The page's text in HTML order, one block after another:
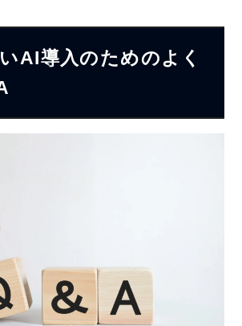
AI導入のためのよく